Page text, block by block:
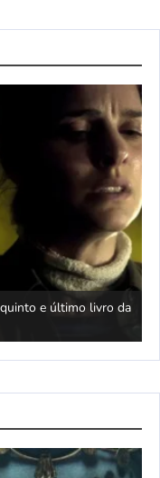
e último livro da